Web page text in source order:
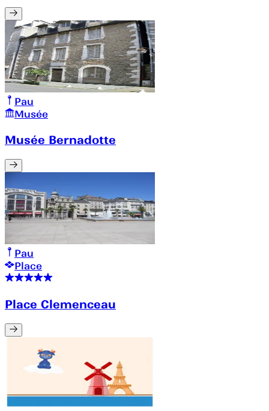
Pau
Musée
Musée Bernadotte
Pau
Place
Place Clemenceau